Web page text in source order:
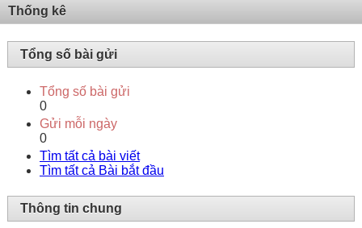
Thống kê
Tổng số bài gửi
Tổng số bài gửi
0
Gửi mỗi ngày
0
Tìm tất cả bài viết
Tìm tất cả Bài bắt đầu
Thông tin chung